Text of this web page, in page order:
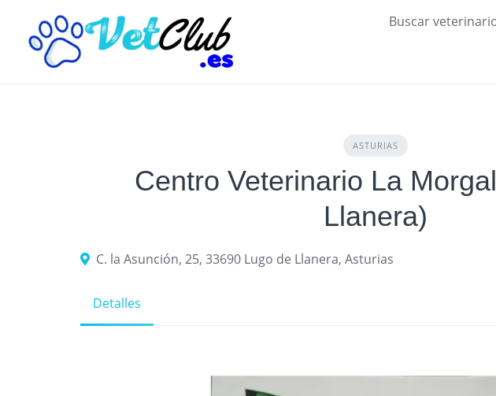
content
Buscar
ASTURIAS
Centro Veterinario La
Llanera)
C. la Asunción, 25, 33690 Lugo de Llanera, Asturias
Detalles